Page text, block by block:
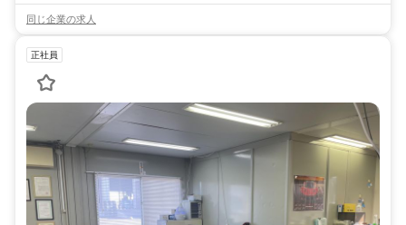
同じ企業の求人
正社員